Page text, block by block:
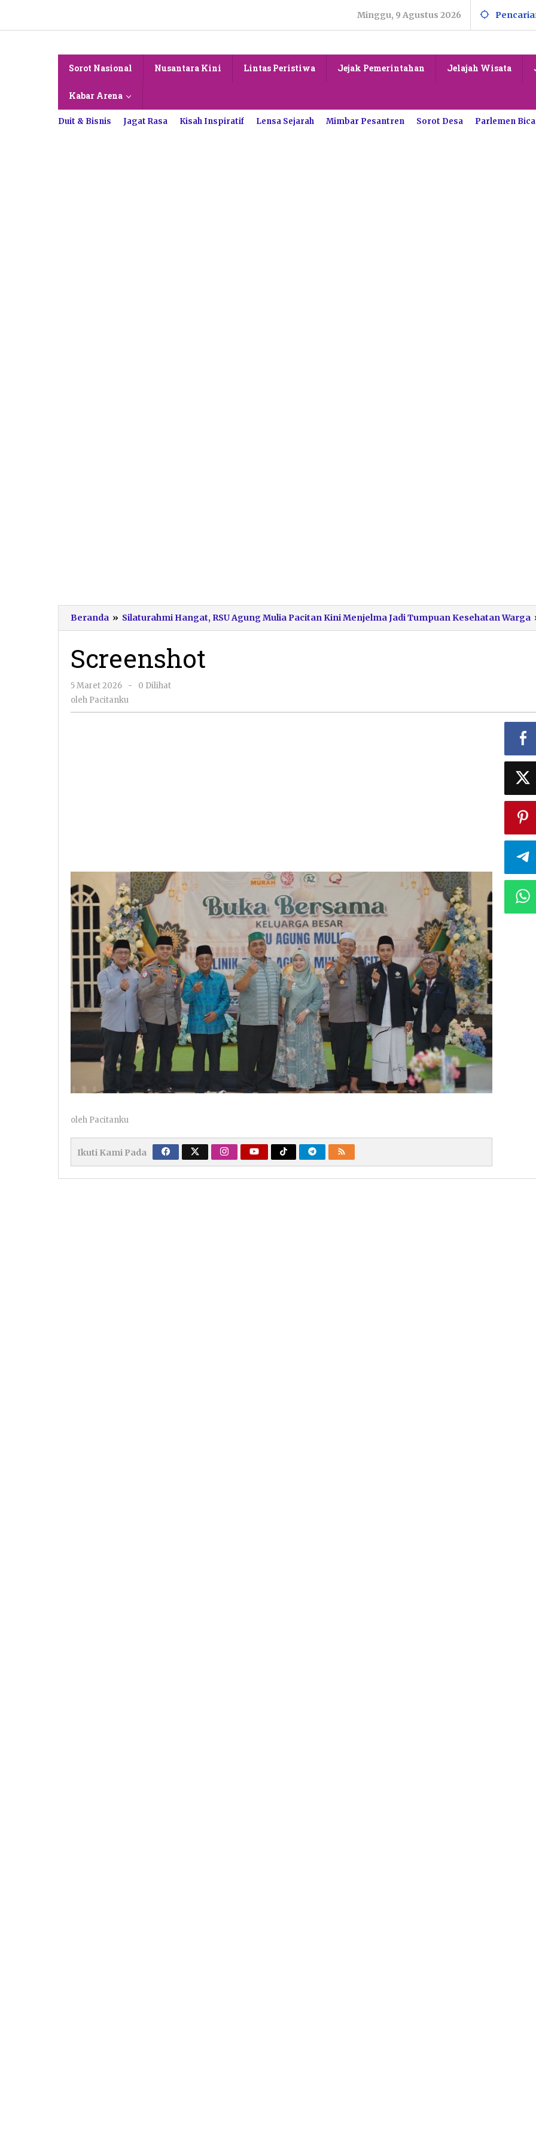
konten
Minggu, 9 Agustus 2026
Sorot Nasional Nusantara Kini Lintas Peristiwa Jejak Pemerintahan Jelajah Wisata
Kabar Arena
Duit & Bisnis Jagat Rasa Kisah Inspiratif Lensa Sejarah Mimbar Pesantren Sorot Desa Parlemen
Beranda » Silaturahmi Hangat, RSU Agung Mulia Pacitan Kini Menjelma Jadi Tumpuan Kesehatan Warga
Screenshot
5 Maret 2026
oleh
Pacitanku
-
0 Dilihat
oleh Pacitanku
oleh Pacitanku
Ikuti Kami Pada